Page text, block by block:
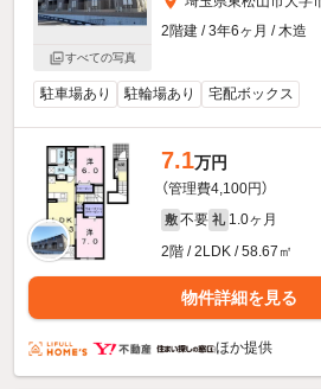
すべての写真
2階建 / 3年6ヶ月 / 木造
駐車場あり 駐輪場あり 宅配ボックス
7.1万円
（管理費4,100円）
敷 不要 礼 1.0ヶ月
2階 / 2LDK / 58.67㎡
物件詳細を見る
ほか提供